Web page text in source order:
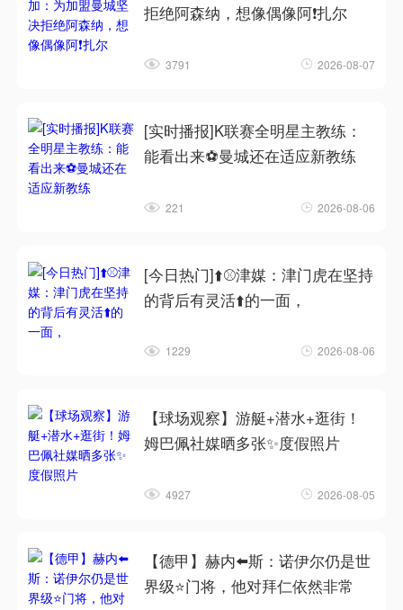
拒绝阿森纳，想像偶像阿❗扎尔
3791 2026-08-07
[实时播报]K联赛全明星主教练：
能看出来⚽曼城还在适应新教练
221 2026-08-06
[今日热门]⬆️⚾津媒：津门虎在坚持
的背后有灵活⬆️的一面，
1229 2026-08-06
【球场观察】游艇+潜水+逛街！
姆巴佩社媒晒多张✨度假照片
4927 2026-08-05
【德甲】赫内⬅️斯：诺伊尔仍是世
界级⭐门将，他对拜仁依然非常